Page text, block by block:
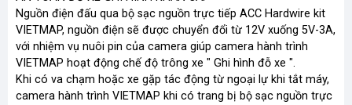
Nguồn điện đấu qua bộ sạc nguồn trực tiếp ACC Hardwire kit
VIETMAP, nguồn điện sẽ được chuyển đổi từ 12V xuống 5V-3A,
với nhiệm vụ nuôi pin của camera giúp camera hành trình
VIETMAP hoạt động chế độ trông xe " Ghi hình đỗ xe ".
Khi có va chạm hoặc xe gặp tác động từ ngoại lự khi tắt máy,
camera hành trình VIETMAP khi có trang bị bộ sạc nguồn trực